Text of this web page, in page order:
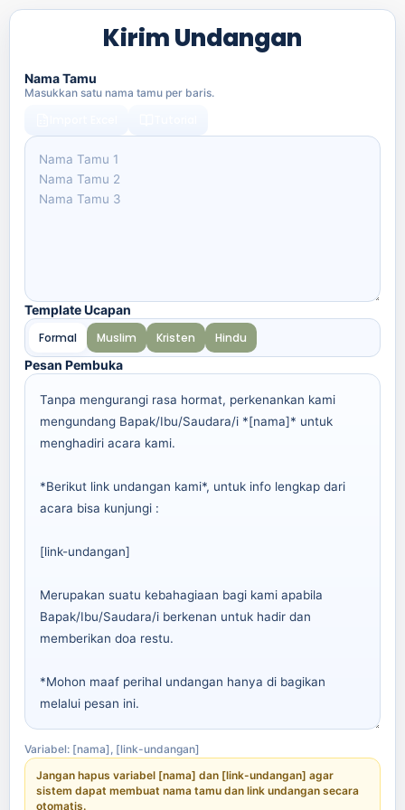
Kirim Undangan
Nama Tamu
Masukkan satu nama tamu per baris.
Template Ucapan
Formal
Muslim Kristen
Hindu
Pesan Pembuka
Variabel: [nama], [link-undangan]
Jangan hapus variabel [nama] dan [link-undangan] agar
sistem dapat membuat nama tamu dan link undangan secara
otomatis.